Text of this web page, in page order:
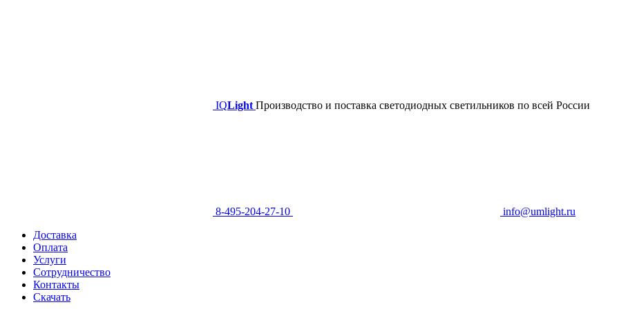
IQLight Производство и поставка светодиодных светильников по всей России
8-495-204-27-10
info@umlight.ru
Доставка
Оплата
Услуги
Сотрудничество
Контакты
Скачать